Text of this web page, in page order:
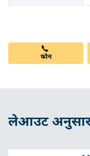
फोन
लेआउट अनुसार